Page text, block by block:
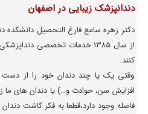
دندانپزشک زیبایی در اصفهان
دکتر زهره سامع فارغ التحصیل دانشکده
از سال ۱۳۸۵ خدمات تخصصی
کنند.
وقتی یک یا چند دندان خود را از
افزایش سن،‌ حوادث و…) یا دندان های ما
فاصله وجود دارد،‌قطعا به فکر کاشت